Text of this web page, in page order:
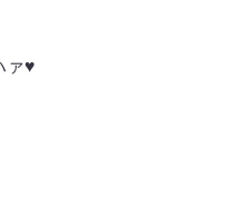
ァ♥